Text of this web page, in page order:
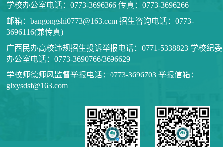
学校办公室电话：0773-3696366 传真：0773-3696266
邮箱：bangongshi0773@163.com 招生咨询电话：0773-
3696116(兼传真)
广西民办高校违规招生投诉举报电话：0771-5338823 学校纪委
办公室电话：0773-3690766/3696629
学校师德师风监督举报电话：0773-3696703 举报信箱：
glxysdsf@163.com